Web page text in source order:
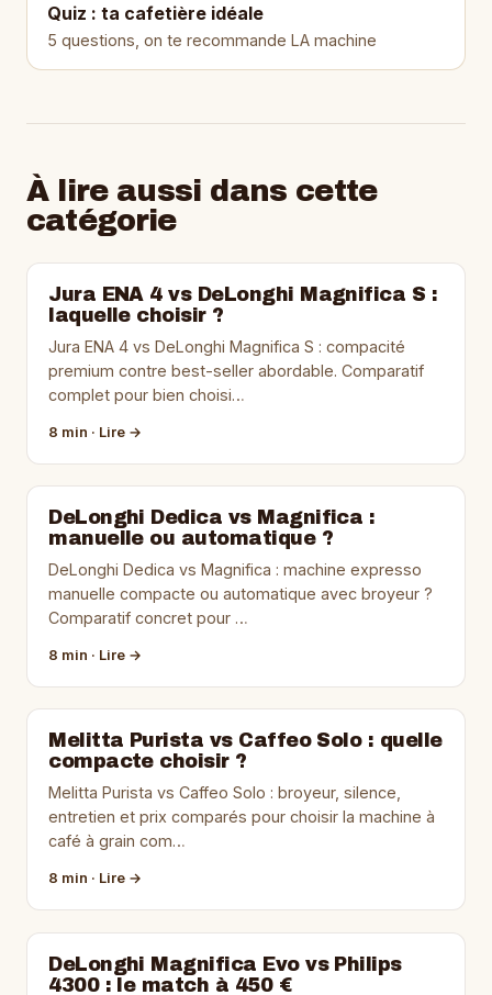
Quiz : ta cafetière idéale
5 questions, on te recommande LA machine
À lire aussi dans cette
catégorie
Jura ENA 4 vs DeLonghi Magnifica S :
laquelle choisir ?
Jura ENA 4 vs DeLonghi Magnifica S : compacité
premium contre best-seller abordable. Comparatif
complet pour bien choisi…
8 min · Lire →
DeLonghi Dedica vs Magnifica :
manuelle ou automatique ?
DeLonghi Dedica vs Magnifica : machine expresso
manuelle compacte ou automatique avec broyeur ?
Comparatif concret pour …
8 min · Lire →
Melitta Purista vs Caffeo Solo : quelle
compacte choisir ?
Melitta Purista vs Caffeo Solo : broyeur, silence,
entretien et prix comparés pour choisir la machine à
café à grain com…
8 min · Lire →
DeLonghi Magnifica Evo vs Philips
4300 : le match à 450 €